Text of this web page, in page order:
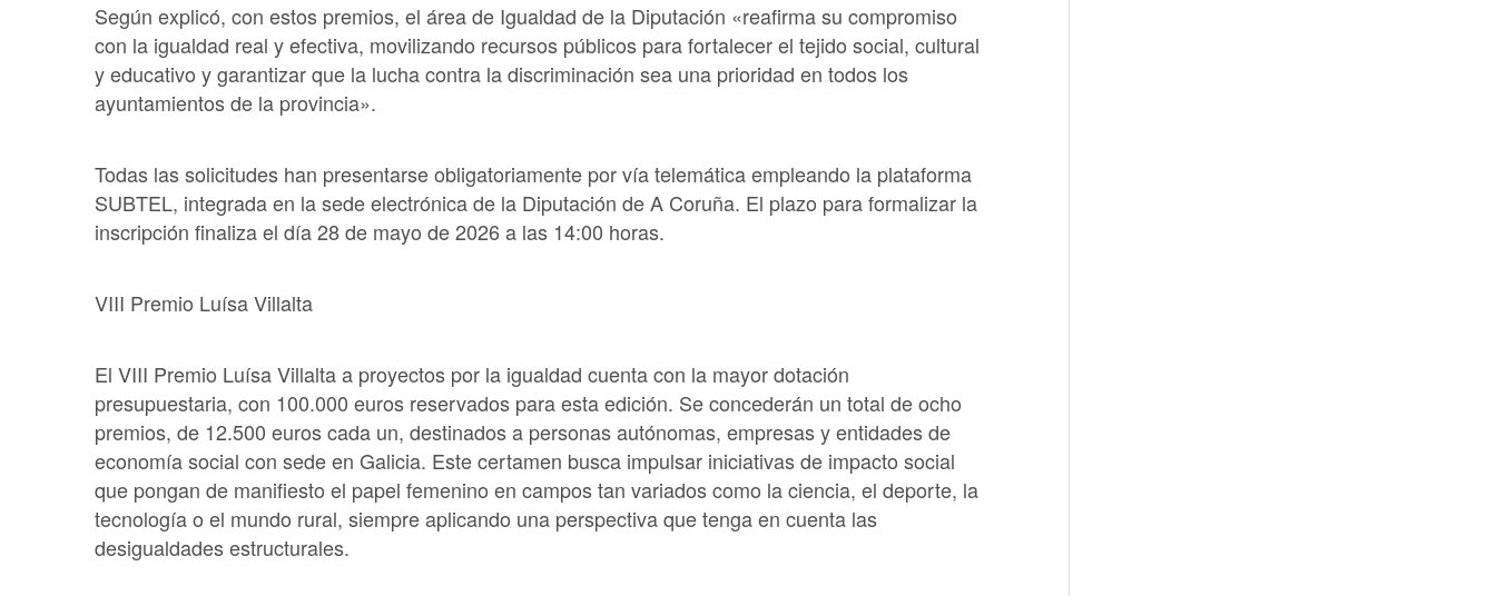
Según explicó, con estos premios, el área de Igualdad de la Diputación «reafirma su compromiso
con la igualdad real y efectiva, movilizando recursos públicos para fortalecer el tejido social, cultural
y educativo y garantizar que la lucha contra la discriminación sea una prioridad en todos los
ayuntamientos de la provincia».
Todas las solicitudes han presentarse obligatoriamente por vía telemática empleando la plataforma
SUBTEL, integrada en la sede electrónica de la Diputación de A Coruña. El plazo para formalizar la
inscripción finaliza el día 28 de mayo de 2026 a las 14:00 horas.
VIII Premio Luísa Villalta
El VIII Premio Luísa Villalta a proyectos por la igualdad cuenta con la mayor dotación
presupuestaria, con 100.000 euros reservados para esta edición. Se concederán un total de ocho
premios, de 12.500 euros cada un, destinados a personas autónomas, empresas y entidades de
economía social con sede en Galicia. Este certamen busca impulsar iniciativas de impacto social
que pongan de manifiesto el papel femenino en campos tan variados como la ciencia, el deporte, la
tecnología o el mundo rural, siempre aplicando una perspectiva que tenga en cuenta las
desigualdades estructurales.